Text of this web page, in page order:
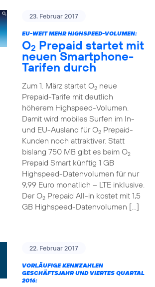
23. Februar 2017
EU-WEIT MEHR HIGHSPEED-VOLUMEN:
O2 Prepaid startet mit
neuen Smartphone-
Tarifen durch
Zum 1. März startet O2neue
Prepaid-Tarife mit deutlich
höherem Highspeed-Volumen.
Damit wird mobiles Surfen im In-
und EU-Ausland für O2Prepaid-
Kunden noch attraktiver. Statt
bislang 750 MB gibt es beim O2
Prepaid Smart künftig 1 GB
Highspeed-Datenvolumen für nur
9,99 Euro monatlich – LTE inklusive.
Der O2Prepaid All-in kostet mit 1,5
GB Highspeed-Datenvolumen […]
22. Februar 2017
VORLÄUFIGE KENNZAHLEN
GESCHÄFTSJAHR UND VIERTES QUARTAL
2016: